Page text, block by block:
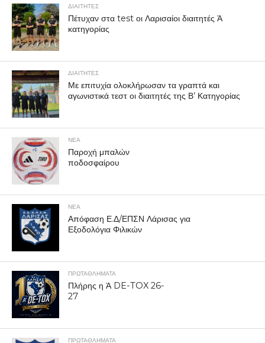
ΔΙΑΙΤΗΤΕΣ
Πέτυχαν στα test οι Λαρισαίοι διαιτητές Ά
κατηγορίας
ΔΙΑΙΤΗΤΕΣ
Με επιτυχία ολοκλήρωσαν τα γραπτά και
αγωνιστικά τεστ οι διαιτητές της Β’ Κατηγορίας
ΝΕΑ
Παροχή μπαλών
ποδοσφαίρου
ΝΕΑ
Απόφαση Ε.Δ/ΕΠΣΝ Λάρισας για
Εξοδολόγια Φιλικών
ΠΡΩΤΑΘΛΉΜΑΤΑ
Πλήρης η Ά DE-TOX 26-
27
ΠΡΩΤΑΘΛΉΜΑΤΑ